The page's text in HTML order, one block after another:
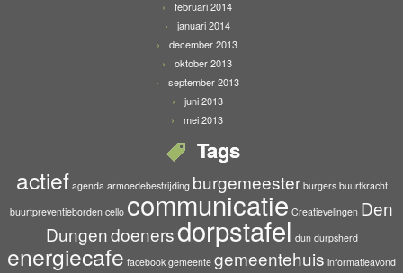
februari 2014
januari 2014
december 2013
oktober 2013
september 2013
juni 2013
mei 2013
Tags
actief agenda armoedebestrijding burgemeester burgers buurtkracht
buurtpreventieborden cello communicatie Creatievelingen Den
Dungendoenersdorpstafel dun durpsherd
energiecafe facebook gemeente gemeentehuis informatieavond